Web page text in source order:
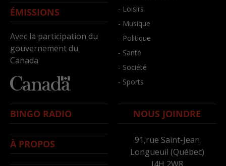
ÉMISSIONS
Avec la participation du
gouvernement du
Canada
- Loisirs
- Musique
- Politique
- Santé
- Société
- Sports
BINGO RADIO
À PROPOS
NOUS JOINDRE
91,rue Saint-Jean
Longueuil (Québec)